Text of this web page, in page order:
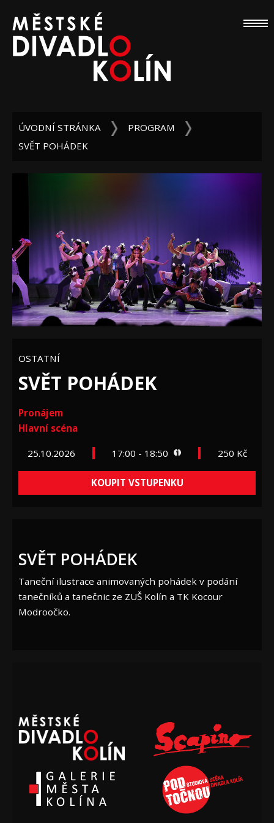
ÚVODNÍ STRÁNKA
PROGRAM
SVĚT POHÁDEK
OSTATNÍ
SVĚT POHÁDEK
Pronájem
Hlavní scéna
25.10.2026 17:00 - 18:50 250 Kč
KOUPIT VSTUPENKU
SVĚT POHÁDEK
Taneční ilustrace animovaných pohádek v podání
tanečníků a tanečnic ze ZUŠ Kolín a TK Kocour
Modroočko.